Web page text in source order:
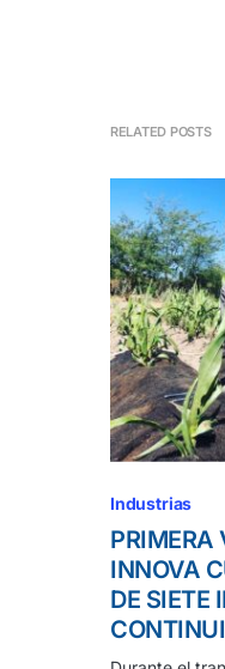
RELATED POSTS
Industrias
PRIMERA
INNOVA
DE SIETE